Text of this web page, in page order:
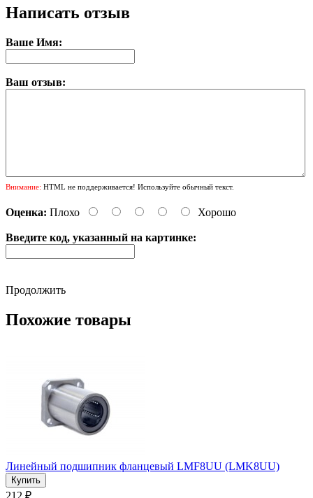
Написать отзыв
Ваше Имя:
Ваш отзыв:
Внимание: HTML не поддерживается! Используйте обычный текст.
Оценка: Плохо Хорошо
Введите код, указанный на картинке:
Продолжить
Похожие товары
Линейный подшипник фланцевый LMF8UU (LMK8UU)
212 ₽